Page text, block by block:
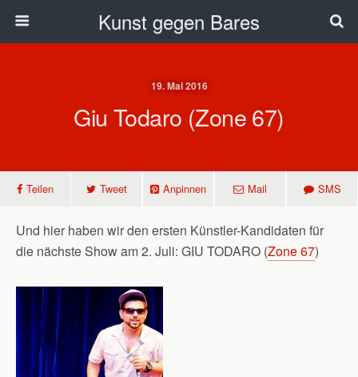
Kunst gegen Bares
19. Mai 2016
Giu Todaro (Zone 67)
Teilen Tweet Anpinnen Mail SMS
Und hier haben wir den ersten Künstler-Kandidaten für
die nächste Show am 2. Juli: GIU TODARO (Zone 67)